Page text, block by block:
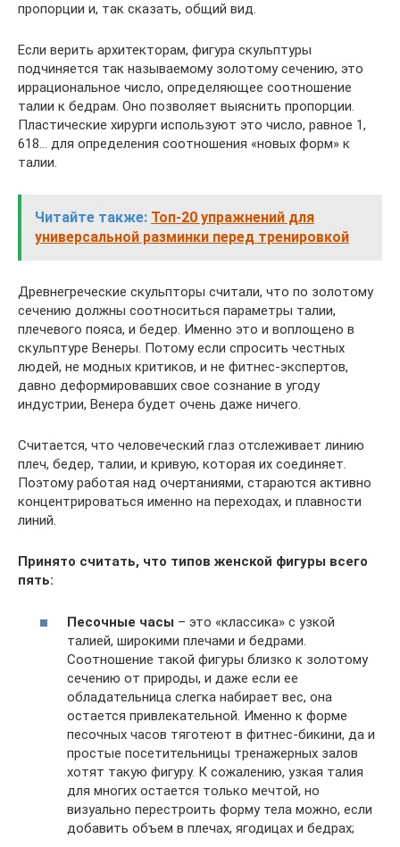
пропорции и, так сказать, общий вид.
Если верить архитекторам, фигура скульптуры
подчиняется так называемому золотому сечению, это
иррациональное число, определяющее соотношение
талии к бедрам. Оно позволяет выяснить пропорции.
Пластические хирурги используют это число, равное 1,
618… для определения соотношения «новых форм» к
талии.
Читайте также: Топ-20 упражнений для
универсальной разминки перед тренировкой
Древнегреческие скульпторы считали, что по золотому
сечению должны соотноситься параметры талии,
плечевого пояса, и бедер. Именно это и воплощено в
скульптуре Венеры. Потому если спросить честных
людей, не модных критиков, и не фитнес-экспертов,
давно деформировавших свое сознание в угоду
индустрии, Венера будет очень даже ничего.
Считается, что человеческий глаз отслеживает линию
плеч, бедер, талии, и кривую, которая их соединяет.
Поэтому работая над очертаниями, стараются активно
концентрироваться именно на переходах, и плавности
линий.
Принято считать, что типов женской фигуры всего
пять:
Песочные часы – это «классика» с узкой
талией, широкими плечами и бедрами.
Соотношение такой фигуры близко к золотому
сечению от природы, и даже если ее
обладательница слегка набирает вес, она
остается привлекательной. Именно к форме
песочных часов тяготеют в фитнес-бикини, да и
простые посетительницы тренажерных залов
хотят такую фигуру. К сожалению, узкая талия
для многих остается только мечтой, но
визуально перестроить форму тела можно, если
добавить объем в плечах, ягодицах и бедрах;